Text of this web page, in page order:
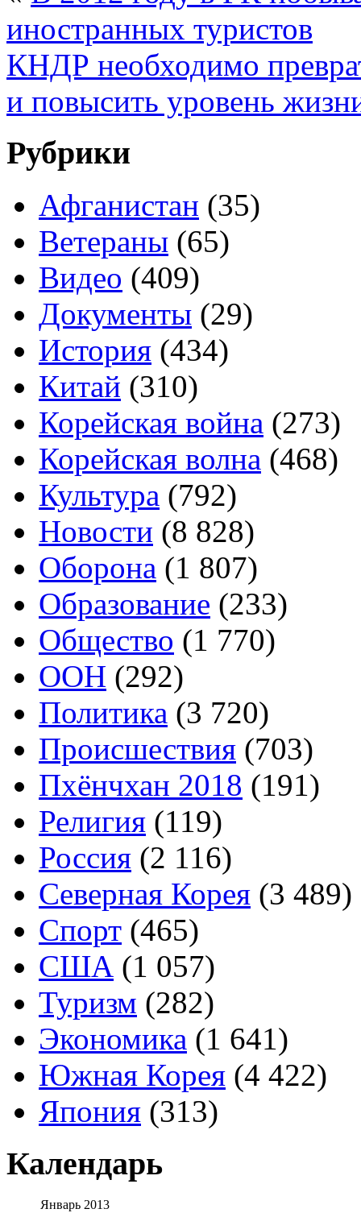
иностранных туристов
КНДР необходимо
и повысить уровень
Рубрики
Афганистан (35)
Ветераны (65)
Видео (409)
Документы (29)
История (434)
Китай (310)
Корейская война (273)
Корейская волна (468)
Культура (792)
Новости (8 828)
Оборона (1 807)
Образование (233)
Общество (1 770)
ООН (292)
Политика (3 720)
Происшествия (703)
Пхёнчхан 2018 (191)
Религия (119)
Россия (2 116)
Северная Корея (3 489)
Спорт (465)
США (1 057)
Туризм (282)
Экономика (1 641)
Южная Корея (4 422)
Япония (313)
Календарь
Январь 2013